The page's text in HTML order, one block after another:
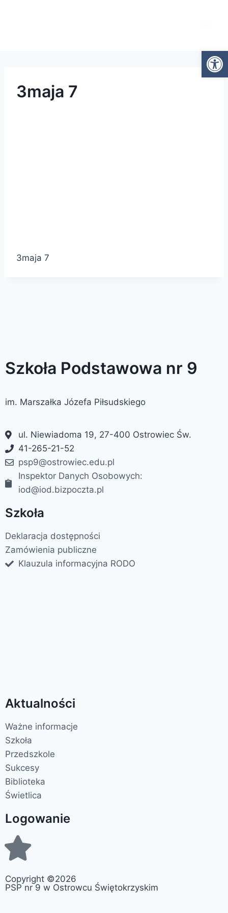
3maja 7
3maja 7
Szkoła Podstawowa nr 9
im. Marszałka Józefa Piłsudskiego
ul. Niewiadoma 19, 27-400 Ostrowiec Św.
41-265-21-52
psp9@ostrowiec.edu.pl
Inspektor Danych Osobowych:
iod@iod.bizpoczta.pl
Szkoła
Deklaracja dostępności
Zamówienia publiczne
Klauzula informacyjna RODO
Aktualności
Ważne informacje
Szkoła
Przedszkole
Sukcesy
Biblioteka
Świetlica
Logowanie
Copyright ©2026
PSP nr 9 w Ostrowcu Świętokrzyskim